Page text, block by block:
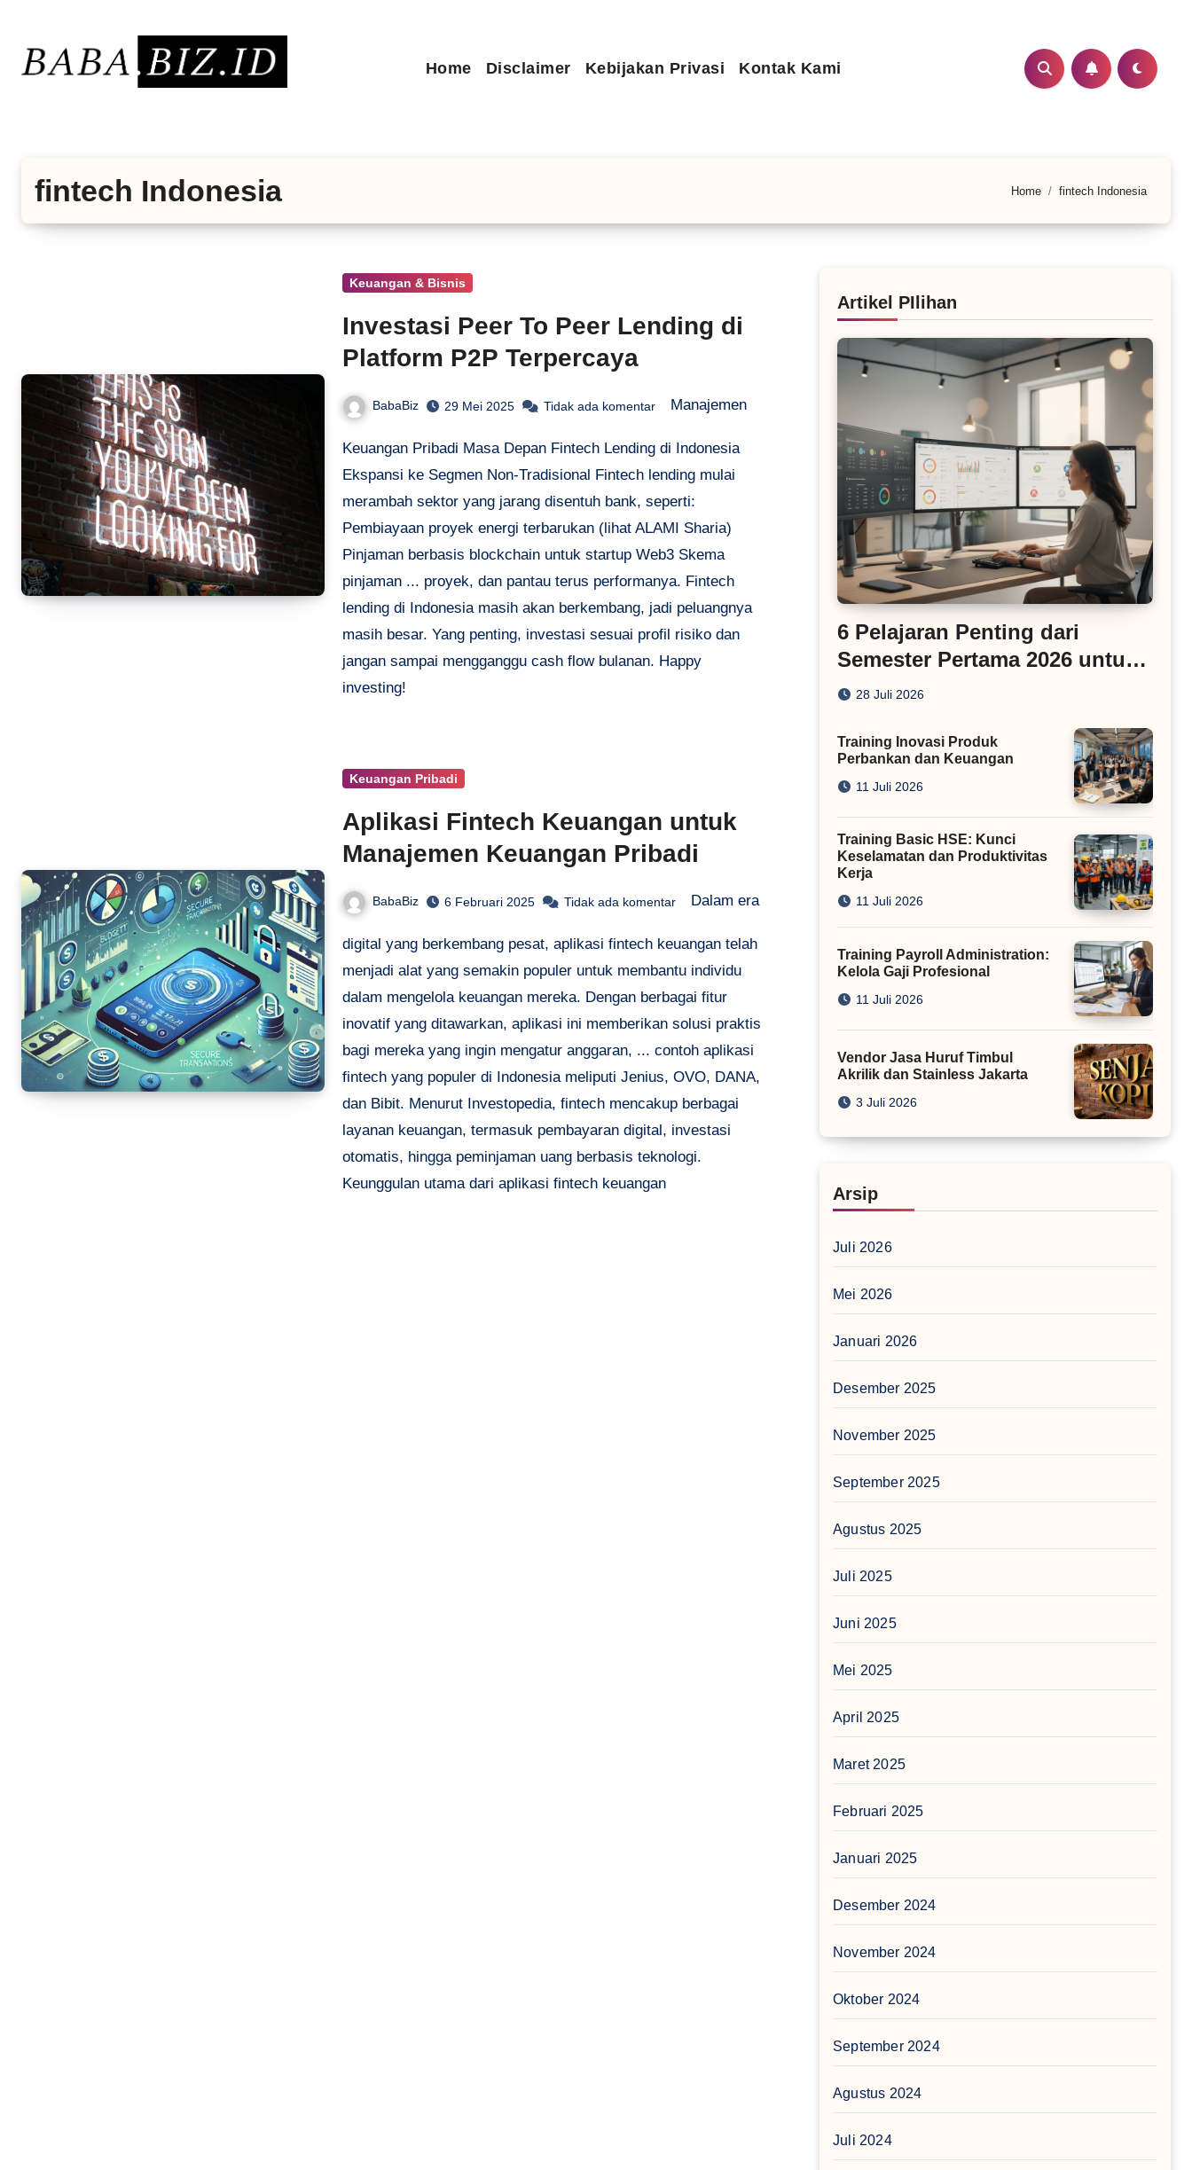
konten
Home Disclaimer Kebijakan Privasi Kontak Kami
fintech Indonesia Home fintech Indonesia
Keuangan & Bisnis
Investasi Peer To Peer Lending di
Platform P2P Terpercaya
BabaBiz 29 Mei 2025 Tidak ada komentar Manajemen
Keuangan Pribadi Masa Depan Fintech Lending di Indonesia
Ekspansi ke Segmen Non-Tradisional Fintech lending mulai
merambah sektor yang jarang disentuh bank, seperti:
Pembiayaan proyek energi terbarukan (lihat ALAMI Sharia)
Pinjaman berbasis blockchain untuk startup Web3 Skema
pinjaman ... proyek, dan pantau terus performanya. Fintech
lending di Indonesia masih akan berkembang, jadi peluangnya
masih besar. Yang penting, investasi sesuai profil risiko dan
jangan sampai mengganggu cash flow bulanan. Happy
investing!
Keuangan Pribadi
Aplikasi Fintech Keuangan untuk
Manajemen Keuangan Pribadi
BabaBiz 6 Februari 2025 Tidak ada komentar Dalam era
digital yang berkembang pesat, aplikasi fintech keuangan telah
menjadi alat yang semakin populer untuk membantu individu
dalam mengelola keuangan mereka. Dengan berbagai fitur
inovatif yang ditawarkan, aplikasi ini memberikan solusi praktis
bagi mereka yang ingin mengatur anggaran, ... contoh aplikasi
fintech yang populer di Indonesia meliputi Jenius, OVO, DANA,
dan Bibit. Menurut Investopedia, fintech mencakup berbagai
layanan keuangan, termasuk pembayaran digital, investasi
otomatis, hingga peminjaman uang berbasis teknologi.
Keunggulan utama dari aplikasi fintech keuangan
Artikel PIlihan
6 Pelajaran Penting dari
Semester Pertama 2026 untuk
Bisnis Digital
28 Juli 2026
Training Inovasi Produk
Perbankan dan Keuangan
11 Juli 2026
Training Basic HSE: Kunci
Keselamatan dan Produktivitas
Kerja
11 Juli 2026
Training Payroll Administration:
Kelola Gaji Profesional
11 Juli 2026
Vendor Jasa Huruf Timbul
Akrilik dan Stainless Jakarta
3 Juli 2026
Arsip
Juli 2026
Mei 2026
Januari 2026
Desember 2025
November 2025
September 2025
Agustus 2025
Juli 2025
Juni 2025
Mei 2025
April 2025
Maret 2025
Februari 2025
Januari 2025
Desember 2024
November 2024
Oktober 2024
September 2024
Agustus 2024
Juli 2024